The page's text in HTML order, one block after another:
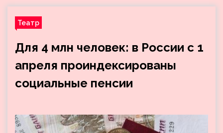
Театр
Для 4 млн человек: в России с 1
апреля проиндексированы
социальные пенсии